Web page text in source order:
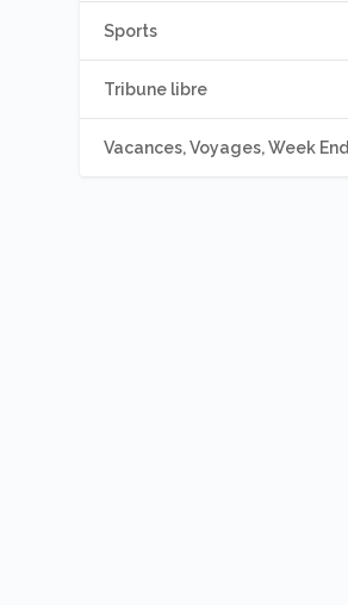
Sports
Tribune libre
Vacances, Voyages, Week End